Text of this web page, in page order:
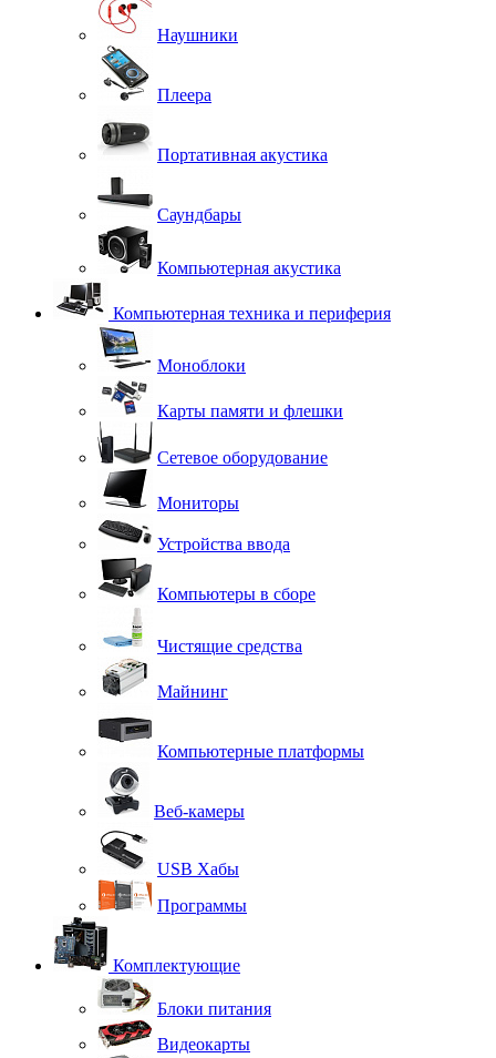
Наушники
Плеера
Портативная акустика
Саундбары
Компьютерная акустика
Компьютерная техника и периферия
Моноблоки
Карты памяти и флешки
Сетевое оборудование
Мониторы
Устройства ввода
Компьютеры в сборе
Чистящие средства
Майнинг
Компьютерные платформы
Веб-камеры
USB Хабы
Программы
Комплектующие
Блоки питания
Видеокарты